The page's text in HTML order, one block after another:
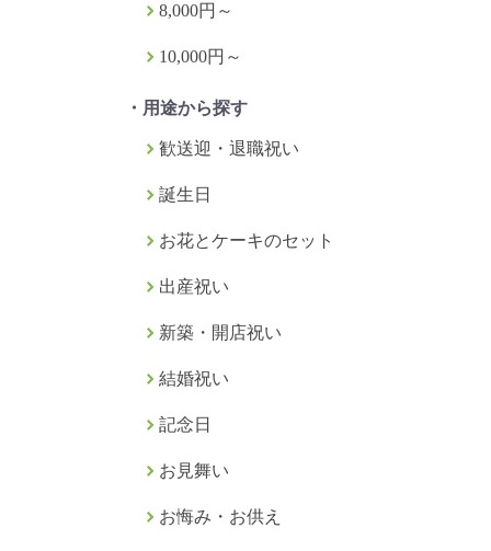
8,000円～
10,000円～
・用途から探す
歓送迎・退職祝い
誕生日
お花とケーキのセット
出産祝い
新築・開店祝い
結婚祝い
記念日
お見舞い
お悔み・お供え